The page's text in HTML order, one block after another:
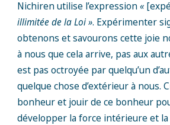
Nichiren utilise l’expression«
illimitée de la Loi ». Expérimenter
obtenons et savourons cette joie
à nous que cela arrive, pas aux
est pas octroyée par quelqu’un
quelque chose d’extérieur à nous.
bonheur et jouir de ce bonheur
développer la force intérieure et la